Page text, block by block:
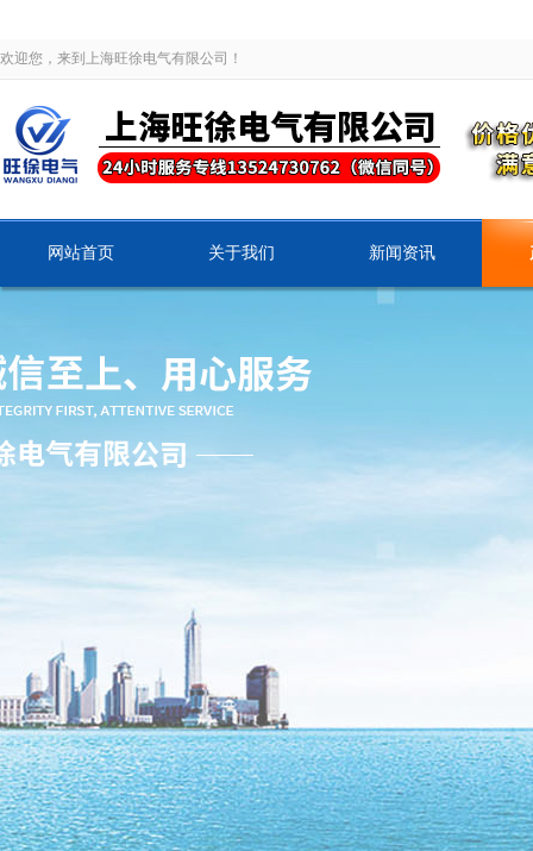
欢迎您，来到上海旺徐电气有限公司！
网站首页 关于我们 新闻资讯